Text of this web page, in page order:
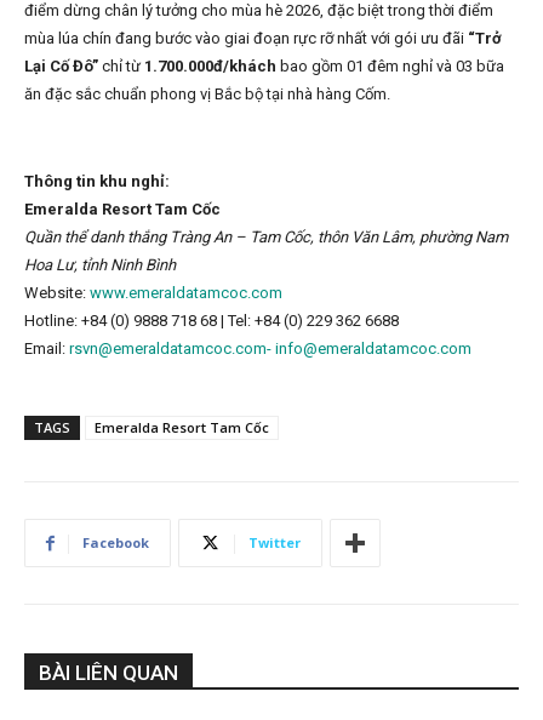
điểm dừng chân lý tưởng cho mùa hè 2026, đặc biệt trong thời điểm
mùa lúa chín đang bước vào giai đoạn rực rỡ nhất với gói ưu đãi “Trở
Lại Cố Đô” chỉ từ 1.700.000đ/khách bao gồm 01 đêm nghỉ và 03 bữa
ăn đặc sắc chuẩn phong vị Bắc bộ tại nhà hàng Cốm.
Thông tin khu nghỉ:
Emeralda Resort Tam Cốc
Quần thể danh thắng Tràng An – Tam Cốc, thôn Văn Lâm, phường Nam
Hoa Lư, tỉnh Ninh Bình
Website: www.emeraldatamcoc.com
Hotline: +84 (0) 9888 718 68 | Tel: +84 (0) 229 362 6688
Email: rsvn@emeraldatamcoc.com- info@emeraldatamcoc.com
TAGS Emeralda Resort Tam Cốc
Facebook Twitter
BÀI LIÊN QUAN